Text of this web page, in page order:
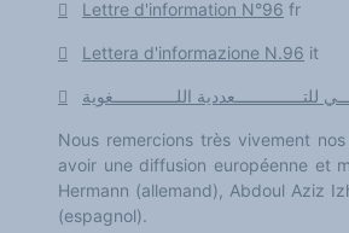
Classement thématique
Instituts et centres de recherche
L'OEP et le plurilinguisme sur CAIRN
LES FONDAMENTAUX
Les acteurs du plurilinguisme
Multilinguismes et plurilinguismes
Politiques et droits linguistiques
Dynamique des langues
Langues et histoire
Langues, sciences et philosophie
Lettre d'information N°96 fr
Lettera d'informazione N.96 it
Nous remercions très vivement
avoir une diffusion européenne et
Hermann (allemand), Abdoul Aziz
(espagnol).